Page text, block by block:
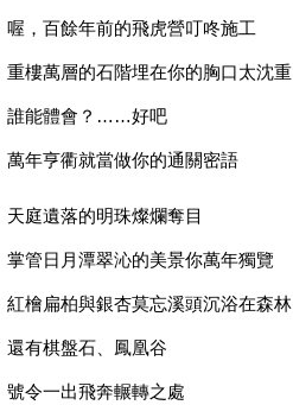
喔，百餘年前的飛虎營叮咚施工
重樓萬層的石階埋在你的胸口太沈重
誰能體會？……好吧
萬年亨衢就當做你的通關密語
天庭遺落的明珠燦爛奪目
掌管日月潭翠沁的美景你萬年獨覽
紅檜扁柏與銀杏莫忘溪頭沉浴在森林
還有棋盤石、鳳凰谷
號令一出飛奔輾轉之處